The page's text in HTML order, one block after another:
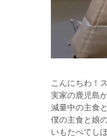
こんにちわ！
実家の鹿児島
減量中の主食
僕の主食と娘
いもたべてし